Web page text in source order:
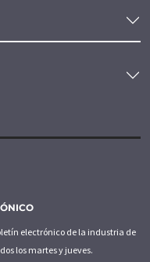
electrónico de la industria de
los martes y jueves.